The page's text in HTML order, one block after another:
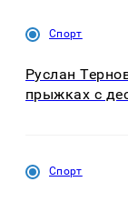
Спорт
Руслан
прыжках с
Спорт